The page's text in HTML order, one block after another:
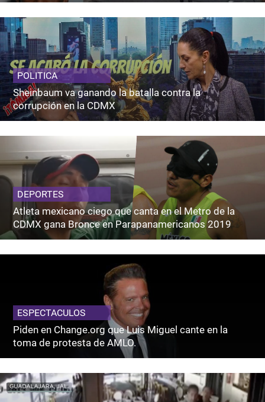
POLITICA
Sheinbaum va ganando la batalla contra la
corrupción en la CDMX
DEPORTES
Atleta mexicano ciego que canta en el Metro de la
CDMX gana Bronce en Parapanamericanos 2019
ESPECTACULOS
Piden en Change.org que Luis Miguel cante en la
toma de protesta de AMLO.